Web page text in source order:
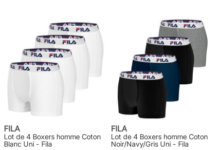
FILA
Lot de 4 Boxers homme Coton
Blanc Uni - Fila
FILA
Lot de 4 Boxers homme Coton
Noir/Navy/Gris Uni - Fila